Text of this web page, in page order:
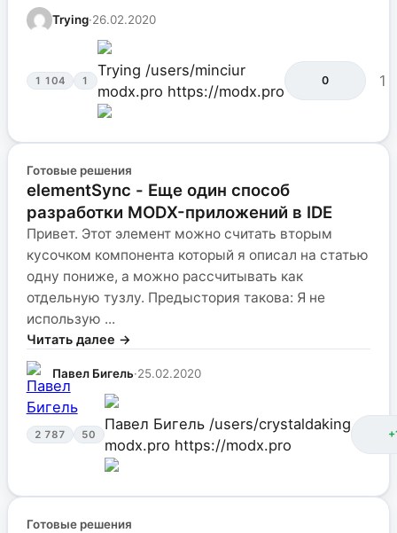
Trying·26.02.2020
1 104 1
Trying /users/minciur
modx.pro https://modx.pro
0 1
Готовые решения
elementSync - Еще один способ
разработки MODX-приложений в IDE
Привет. Этот элемент можно считать вторым
кусочком компонента который я описал на статью
одну пониже, а можно рассчитывать как
отдельную тузлу. Предыстория такова: Я не
использую ...
Читать далее →
Павел Бигель·25.02.2020
2 787 50
Павел Бигель /users/crystaldaking
modx.pro https://modx.pro
Готовые решения